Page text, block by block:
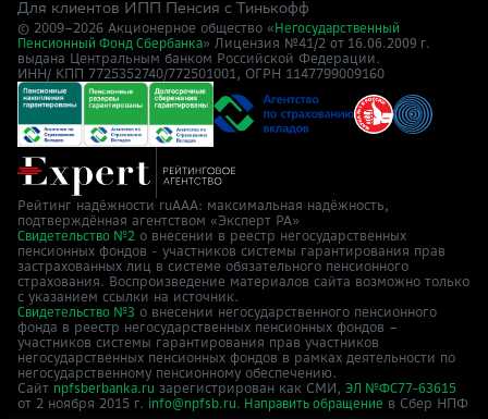
Для клиентов ИПП Пенсия с Тинькофф
© 2009–2026 Акционерное общество « Негосударственный
Пенсионный Фонд Сбербанка» Лицензия №41/2 от 16.06.2009 г.
выдана Центральным банком Российской Федерации.
ИНН/ КПП 7725352740/772501001, ОГРН 1147799009160
Рейтинг надёжности ruAAA: максимальная надёжность,
подтверждённая агентством «Эксперт РА»
Свидетельство №2 о внесении в реестр негосударственных
пенсионных фондов - участников системы гарантирования прав
застрахованных лиц в системе обязательного пенсионного
страхования. Воспроизведение материалов сайта возможно только
с указанием ссылки на источник.
Свидетельство №3 о внесении негосударственного пенсионного
фонда в реестр негосударственных пенсионных фондов –
участников системы гарантирования прав участников
негосударственных пенсионных фондов в рамках деятельности по
негосударственному пенсионному обеспечению.
Сайт npfsberbanka.ru зарегистрирован как СМИ, ЭЛ №ФС77-63615
от 2 ноября 2015 г. info@npfsb.ru. Направить обращение в Cбер НПФ